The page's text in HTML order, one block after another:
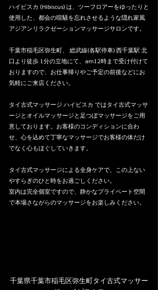
ハイビスカ (Hibiscus) は、ツーフロアーをゆったりと
使用した、都会の喧騒を忘れさせるような隠れ家風
アジアンリラクゼーションマッサージサロンです。
千葉市稲毛区弥生町、 総武線(各駅停車) 西千葉駅 北
口より徒歩 1分の立地にて、am12時まで受け付けて
おりますので、お仕事帰りやご予定の前後などにお
気軽にご来店ください。
タイ古式マッサージ ハイビスカ ではタイ古式マッサ
ージとオイルマッサージと足つぼマッサージをご用
意しております。お客様のコンディションに合わ
せ、心を込めて丁寧なマッサージでお客様の体だけ
でなく心もほぐしていきます。
タイ古式マッサージによる全身ケアで、この上ない
やすらぎのひと時をお過ごしください。
室内は完全個室ですので、静かなプライベート空間
で本場さながらのマッサージをお楽しみください。
千葉県千葉市稲毛区弥生町タイ古式マッサー